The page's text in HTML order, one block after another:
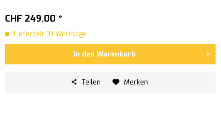
CHF 249.00 *
Lieferzeit 10 Werktage
In den Warenkorb
Teilen Merken